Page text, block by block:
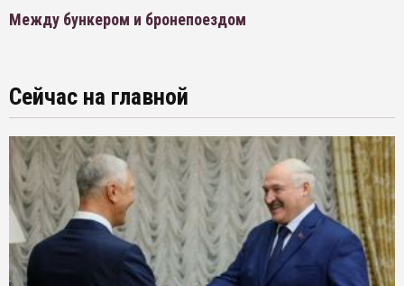
Между бункером и бронепоездом
Сейчас на главной